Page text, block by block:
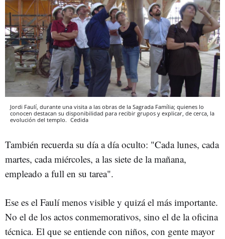
Jordi Faulí, durante una visita a las obras de la Sagrada Família; quienes lo
conocen destacan su disponibilidad para recibir grupos y explicar, de cerca, la
evolución del templo. Cedida
También recuerda su día a día oculto: "Cada lunes, cada
martes, cada miércoles, a las siete de la mañana,
empleado a full en su tarea".
Ese es el Faulí menos visible y quizá el más importante.
No el de los actos conmemorativos, sino el de la oficina
técnica. El que se entiende con niños, con gente mayor